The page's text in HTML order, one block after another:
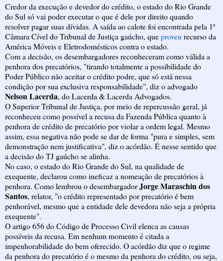
Credor da execução e devedor do crédito, o estado do Rio Grande
do Sul só vai poder executar o que é dele por direito quando
resolver pagar suas dívidas. A saída ao calote foi encontrada pela 1ª
Câmara Cível do Tribunal de Justiça gaúcho, queproveu recurso da
América Móveis e Eletrodomésticos contra o estado.
Com a decisão, os desembargadores reconheceram como válida a
penhora dos precatórios, "tirando totalmente a possibilidade do
Poder Público não aceitar o crédito podre, que só está nessa
condição por sua exclusiva responsabilidade", diz o advogado
Nelson Lacerda, do Lacerda & Lacerda Advogados.
O Superior Tribunal de Justiça, por meio de repercussão geral, já
reconheceu como possível a recusa da Fazenda Pública quanto à
penhora de crédito de precatório por violar a ordem legal. Mesmo
assim, essa negativa não pode se dar de forma "pura e simples, sem
demonstração nem justificativa", diz o acórdão. É nesse sentido que
a decisão do TJ gaúcho se alinha.
No caso, o estado do Rio Grande do Sul, na qualidade de
exequente, declarou como ineficaz a nomeação de precatórios à
penhora. Como lembrou o desembargadorJorge Maraschin dos
Santos, relator, "o crédito representado por precatório é bem
penhorável, mesmo que a entidade dele devedora não seja a própria
exequente".
O artigo 656 do Código de Processo Civil elenca as causas
possíveis da recusa. Em nenhum momento é citada a
impenhorabilidade do bem oferecido. O acórdão diz que o regime
da penhora do precatório é o mesmo da penhora do crédito, ou seja,